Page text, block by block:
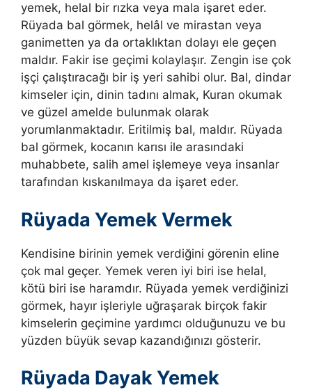
yemek, helal bir rızka veya mala işaret eder.
Rüyada bal görmek, helâl ve mirastan veya
ganimetten ya da ortaklıktan dolayı ele geçen
maldır. Fakir ise geçimi kolaylaşır. Zengin ise çok
işçi çalıştıracağı bir iş yeri sahibi olur. Bal, dindar
kimseler için, dinin tadını almak, Kuran okumak
ve güzel amelde bulunmak olarak
yorumlanmaktadır. Eritilmiş bal, maldır. Rüyada
bal görmek, kocanın karısı ile arasındaki
muhabbete, salih amel işlemeye veya insanlar
tarafından kıskanılmaya da işaret eder.
Rüyada Yemek Vermek
Kendisine birinin yemek verdiğini görenin eline
çok mal geçer. Yemek veren iyi biri ise helal,
kötü biri ise haramdır. Rüyada yemek verdiğinizi
görmek, hayır işleriyle uğraşarak birçok fakir
kimselerin geçimine yardımcı olduğunuzu ve bu
yüzden büyük sevap kazandığınızı gösterir.
Rüyada Dayak Yemek